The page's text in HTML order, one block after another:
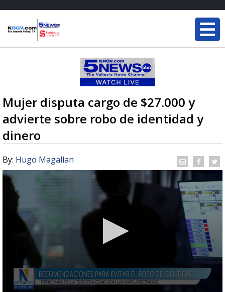
Mujer disputa cargo de $27.000 y
advierte sobre robo de identidad y
dinero
By: Hugo Magallan